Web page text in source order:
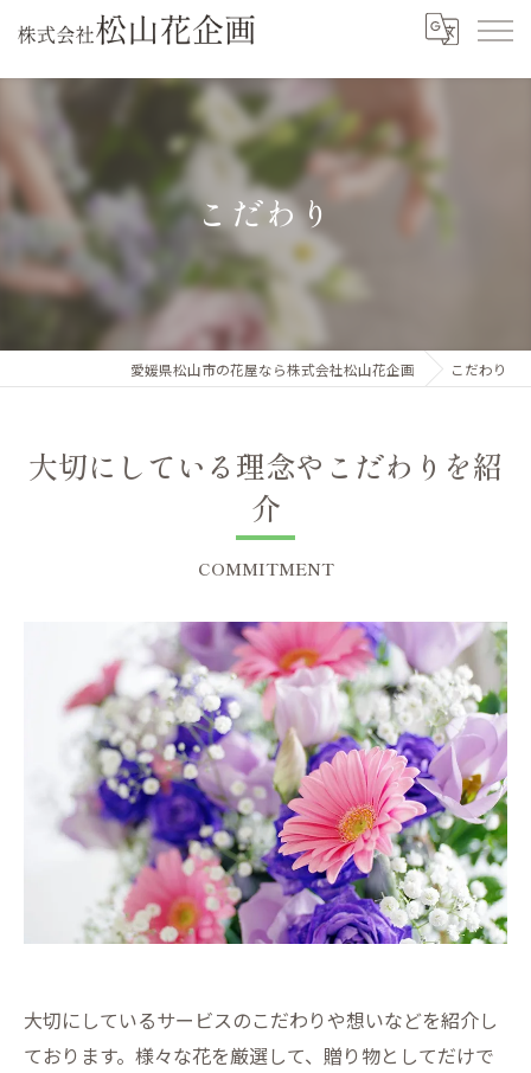
こだわり
愛媛県松山市の花屋なら株式会社松山花企画 こだわり
大切にしている理念やこだわりを紹
介
COMMITMENT
大切にしているサービスのこだわりや想いなどを紹介し
ております。様々な花を厳選して、贈り物としてだけで